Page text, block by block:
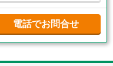
電話でお問合せ